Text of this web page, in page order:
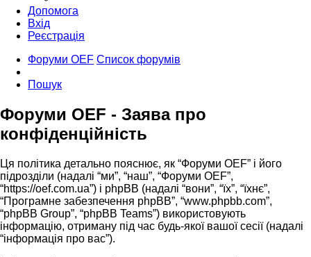
Допомога
Вхід
Реєстрація
Форуми OEF Список форумів
Пошук
Форуми OEF - Заява про
конфіденційність
Ця політика детально пояснює, як “Форуми OEF” і його
підрозділи (надалі “ми”, “наш”, “Форуми OEF”,
“https://oef.com.ua”) і phpBB (надалі “вони”, “їх”, “їхнє”,
“Програмне забезпечення phpBB”, “www.phpbb.com”,
“phpBB Group”, “phpBB Teams”) використовують
інформацію, отриману під час будь-якої вашої сесії (надалі
“інформація про вас”).